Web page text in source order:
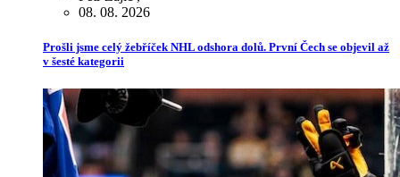
08. 08. 2026
Prošli jsme celý žebříček NHL odshora dolů. První Čech se objevil až
v šesté kategorii